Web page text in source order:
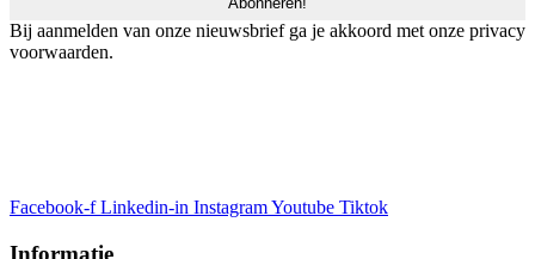
Bij aanmelden van onze nieuwsbrief ga je akkoord met onze privacy
voorwaarden.
Facebook-f Linkedin-in InstagramYoutube Tiktok
Informatie